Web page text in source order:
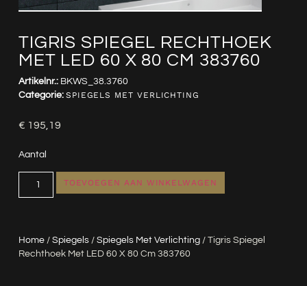
TIGRIS SPIEGEL RECHTHOEK
MET LED 60 X 80 CM 383760
Home/ Spiegels/ Spiegels Met Verlichting/ Tigris Spiegel
Rechthoek Met LED 60 X 80 Cm 383760
Artikelnr.: BKWS_38.3760
Categorie: SPIEGELS MET VERLICHTING
€ 195,19
Aantal
TOEVOEGEN AAN WINKELWAGEN